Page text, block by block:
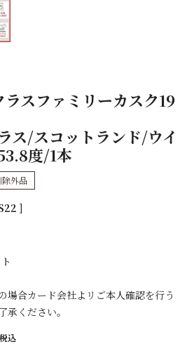
ラスファミリーカスク19
ス/スコットランド/ウイ
度/1本
除外品
場合カード会社よリご本人確認を行う
承ください｡
税込